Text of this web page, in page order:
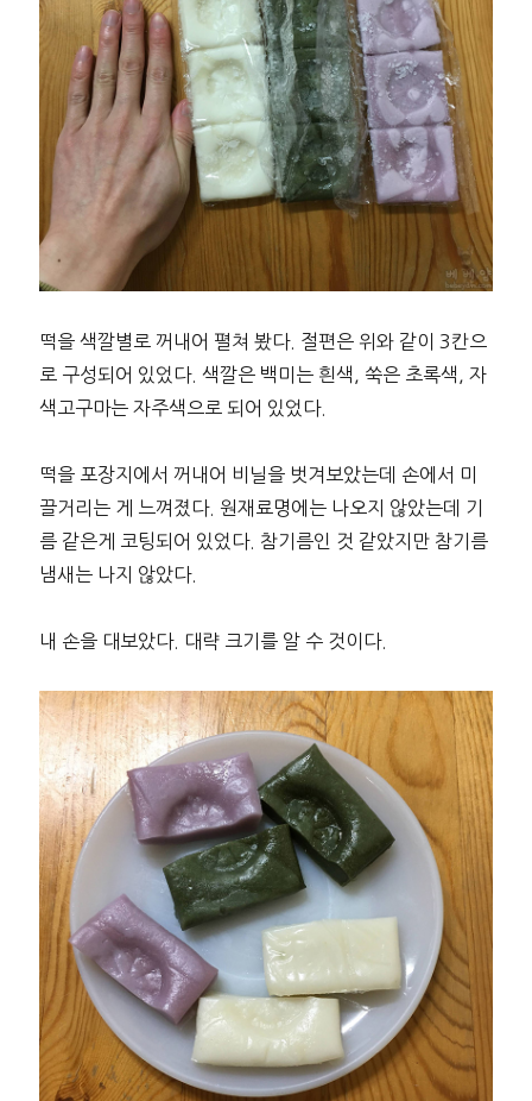
떡을 색깔별로 꺼내어 펼쳐 봤다. 절편은 위와 같이 3칸으
로 구성되어 있었다. 색깔은 백미는 흰색, 쑥은 초록색, 자
색고구마는 자주색으로 되어 있었다.
떡을 포장지에서 꺼내어 비닐을 벗겨보았는데 손에서 미
끌거리는 게 느껴졌다. 원재료명에는 나오지 않았는데 기
름 같은게 코팅되어 있었다. 참기름인 것 같았지만 참기름
냄새는 나지 않았다.
내 손을 대보았다. 대략 크기를 알 수 것이다.